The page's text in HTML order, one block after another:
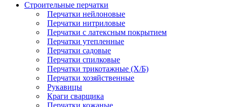
Строительные перчатки
Перчатки нейлоновые
Перчатки нитриловые
Перчатки с латексным покрытием
Перчатки утепленные
Перчатки садовые
Перчатки спилковые
Перчатки трикотажные (Х/Б)
Перчатки хозяйственные
Рукавицы
Краги сварщика